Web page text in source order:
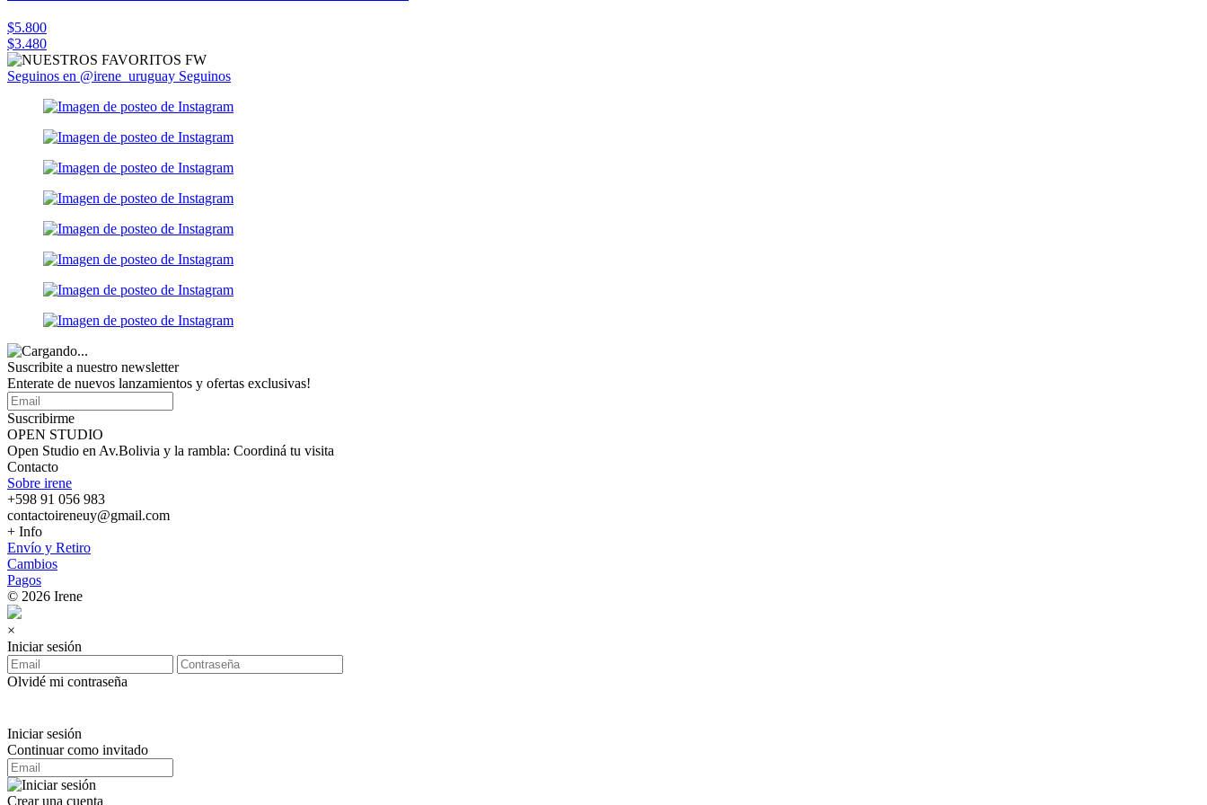
$5.800
$3.480
Seguinos en @irene_uruguay Seguinos
Suscribite a nuestro newsletter
Enterate de nuevos lanzamientos y ofertas exclusivas!
Suscribirme
OPEN STUDIO
Open Studio en Av.Bolivia y la rambla: Coordiná tu visita
Contacto
Sobre irene
+598 91 056 983
contactoireneuy@gmail.com
+ Info
Envío y Retiro
Cambios
Pagos
© 2026 Irene
×
Iniciar sesión
Olvidé mi contraseña
Iniciar sesión
Continuar como invitado
Crear una cuenta